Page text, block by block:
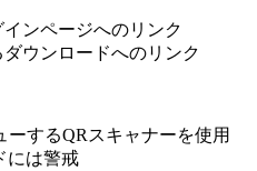
ンページへのリンク
ウンロードへのリンク
するQRスキャナーを使用
には警戒